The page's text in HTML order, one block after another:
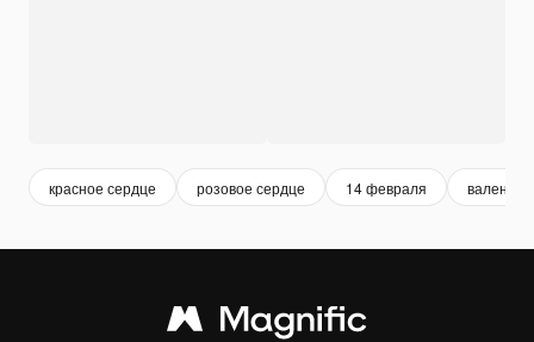
красное сердце розовое сердце 14 февраля валентин